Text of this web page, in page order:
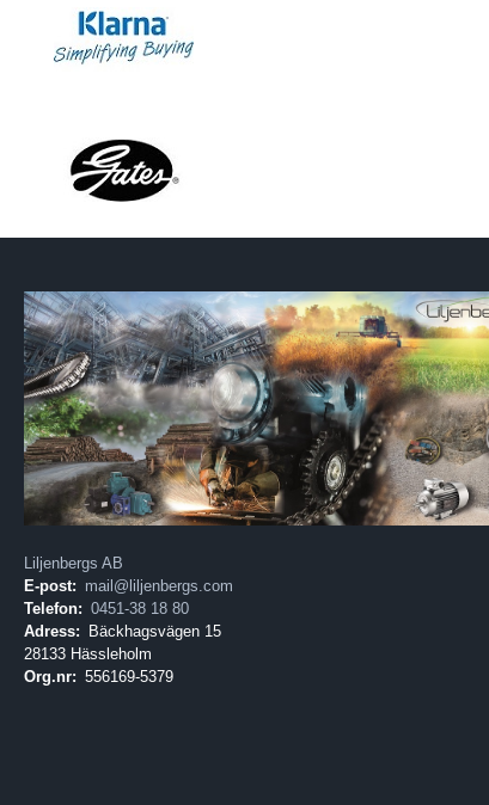
Liljenbergs AB
E-post: mail@liljenbergs.com
Telefon: 0451-38 18 80
Adress:
Bäckhagsvägen 15
28133 Hässleholm
Org.nr: 556169-5379